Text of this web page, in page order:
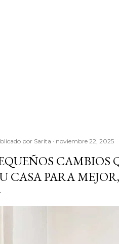
por Sarita noviembre 22, 2025
CAMBIOS
CASA PARA